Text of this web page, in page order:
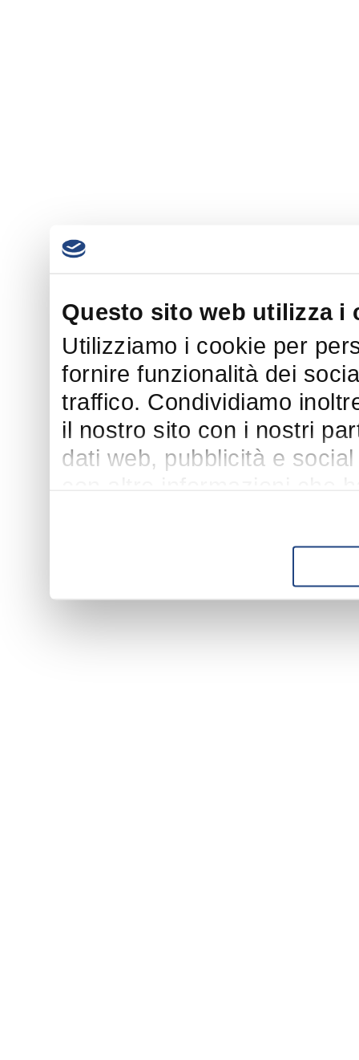
Questo sito web utilizza i
Utilizziamo i cookie per
fornire funzionalità dei
traffico. Condividiamo
il nostro sito con i nostri
dati web, pubblicità e